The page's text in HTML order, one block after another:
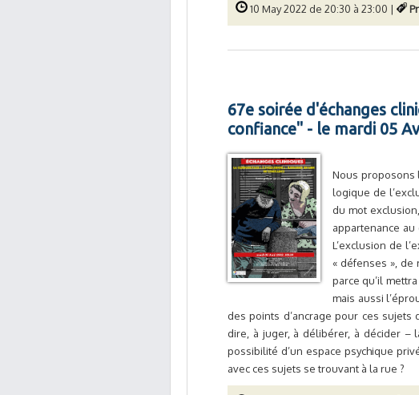
10 May 2022 de 20:30 à 23:00 |
67e soirée d'échanges
confiance" - le mardi 05
Nous proposons
logique de
du mot
appartenance
L’exclusion de
« défenses », de
parce qu’il
mais aussi
des points d’ancrage pour ces
dire, à juger, à délibérer, à décider
possibilité d’un espace psychique
avec ces sujets se trouvant à la rue ?